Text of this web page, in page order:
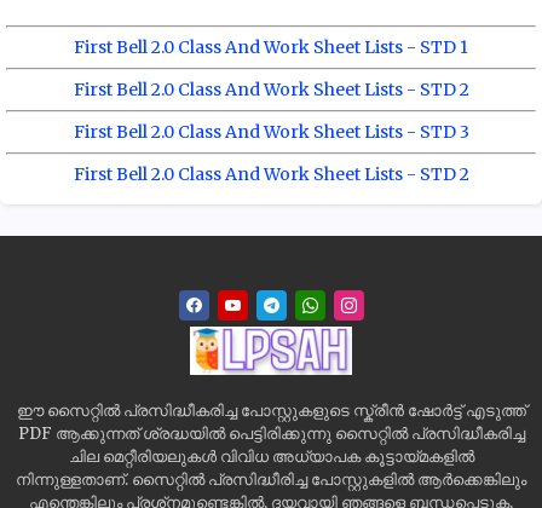
First Bell 2.0 Class And Work Sheet Lists - STD 1
First Bell 2.0 Class And Work Sheet Lists - STD 2
First Bell 2.0 Class And Work Sheet Lists - STD 3
First Bell 2.0 Class And Work Sheet Lists - STD 2
ഈ സൈറ്റിൽ പ്രസിദ്ധീകരിച്ച പോസ്റ്റുകളുടെ സ്ക്രീൻ ഷോർട്ട് എടുത്ത്
PDF ആക്കുന്നത് ശ്രദ്ധയിൽ പെട്ടിരിക്കുന്നു സൈറ്റിൽ പ്രസിദ്ധീകരിച്ച
ചില മെറ്റീരിയലുകൾ വിവിധ അധ്യാപക കൂട്ടായ്മകളിൽ
നിന്നുള്ളതാണ്. സൈറ്റിൽ പ്രസിദ്ധീരിച്ച പോസ്റ്റുകളിൽ ആർക്കെങ്കിലും
എന്തെങ്കിലും പ്രശ്‌നമുണ്ടെങ്കിൽ, ദയവായി ഞങ്ങളെ ബന്ധപ്പെടുക,